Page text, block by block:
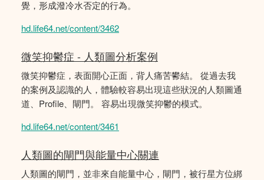
覺，形成潑冷水否定的行為。
hd.life64.net/content/3462
微笑抑鬱症 - 人類圖分析案例
微笑抑鬱症，表面開心正面，背人痛苦鬰結。 從過去我
的案例及認識的人，體驗較容易出現這些狀況的人類圖通
道、Profile、閘門。 容易出現微笑抑鬱的模式。
hd.life64.net/content/3461
人類圖的閘門與能量中心關連
人類圖的閘門，並非來自能量中心，閘門，被行星方位綁